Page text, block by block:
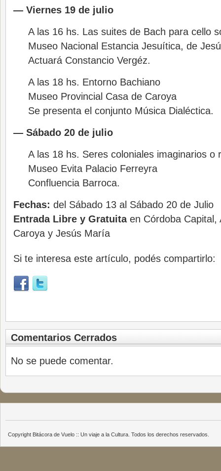
— Viernes 19 de julio
A las 16 hs. Las suites de Bach para cello
Museo Nacional Estancia Jesuítica, de
Actuará Constancio Vergéz.
A las 18 hs. Entorno Bachiano
Museo Provincial Casa de Caroya
Se presenta el conjunto Música Dialéctica.
— Sábado 20 de julio
A las 18 hs. Seres coloniales imaginarios o
Museo Evita Palacio Ferreyra
Confluencia Barroca.
Fechas: del Sábado 13 al Sábado 20 de Julio
Entrada Libre y Gratuita en Córdoba Capital,
Caroya y Jesús María
Si te interesa este artículo, podés compartirlo:
Comentarios Cerrados
No se puede comentar.
Copyright Bitácora de Vuelo :: Un viaje a la Cultura. Todos los derechos reservados.